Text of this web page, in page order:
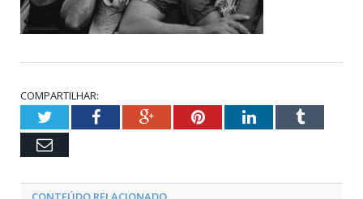
COMPARTILHAR:
TwitterFacebookGoogle+PinterestLinkedInTumblr
Email